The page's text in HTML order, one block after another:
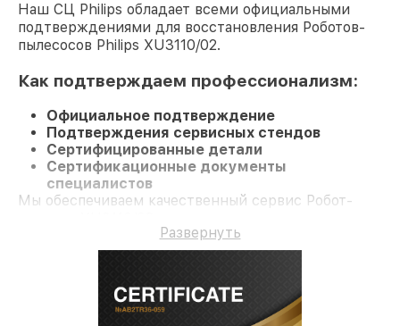
Наш СЦ Philips обладает всеми официальными
подтверждениями для восстановления Роботов-
пылесосов Philips XU3110/02.
Как подтверждаем профессионализм:
Официальное подтверждение
Подтверждения сервисных стендов
Сертифицированные детали
Сертификационные документы
специалистов
Мы обеспечиваем качественный сервис Робот-
Развернуть